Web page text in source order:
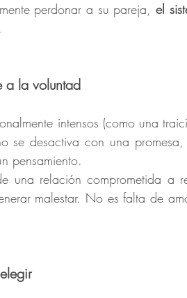
perdonar a su pareja,
el
.
a la voluntad
se desactiva con una
pensamiento.
malestar. No es falta de